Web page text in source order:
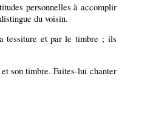
personnelles à accomplir
du voisin.
tessiture et par le timbre ; ils
son timbre. Faites-lui chanter